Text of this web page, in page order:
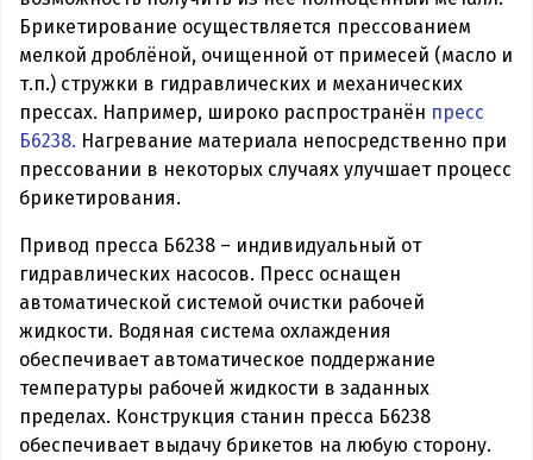
Брикетирование осуществляется прессованием
мелкой дроблёной, очищенной от примесей (масло и
т.п.) стружки в гидравлических и механических
прессах. Например, широко распространён пресс
Б6238. Нагревание материала непосредственно при
прессовании в некоторых случаях улучшает процесс
брикетирования.
Привод пресса Б6238 – индивидуальный от
гидравлических насосов. Пресс оснащен
автоматической системой очистки рабочей
жидкости. Водяная система охлаждения
обеспечивает автоматическое поддержание
температуры рабочей жидкости в заданных
пределах. Конструкция станин пресса Б6238
обеспечивает выдачу брикетов на любую сторону.